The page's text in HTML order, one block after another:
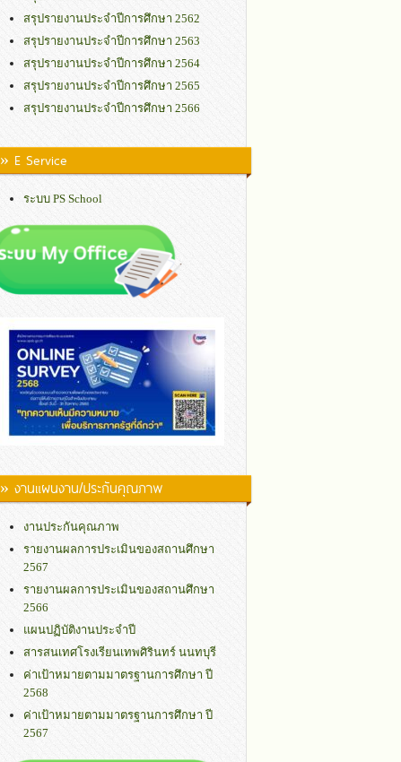
สรุปรายงานประจำปีการศึกษา 2562
สรุปรายงานประจำปีการศึกษา 2563
สรุปรายงานประจำปีการศึกษา 2564
สรุปรายงานประจำปีการศึกษา 2565
สรุปรายงานประจำปีการศึกษา 2566
» E Service
ระบบ PS School
» งานแผนงาน/ประกันคุณภาพ
งานประกันคุณภาพ
รายงานผลการประเมินของสถานศึกษา
2567
รายงานผลการประเมินของสถานศึกษา
2566
แผนปฏิบัติงานประจำปี
สารสนเทศโรงเรียนเทพศิรินทร์ นนทบุรี
ค่าเป้าหมายตามมาตรฐานการศึกษา ปี
2568
ค่าเป้าหมายตามมาตรฐานการศึกษา ปี
2567